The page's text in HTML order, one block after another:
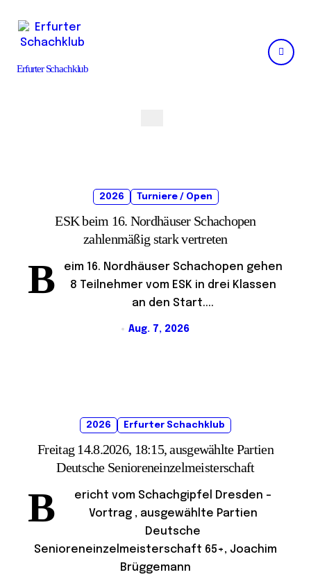
content
Erfurter Schachklub
2026 Turniere / Open
ESK beim 16. Nordhäuser Schachopen
zahlenmäßig stark vertreten
B
eim 16. Nordhäuser Schachopen gehen
8 Teilnehmer vom ESK in drei Klassen
an den Start....
Aug. 7, 2026
2026 Erfurter Schachklub
Freitag 14.8.2026, 18:15, ausgewählte Partien
Deutsche Senioreneinzelmeisterschaft
B
ericht vom Schachgipfel Dresden –
Vortrag , ausgewählte Partien
Deutsche
Senioreneinzelmeisterschaft 65+, Joachim
Brüggemann